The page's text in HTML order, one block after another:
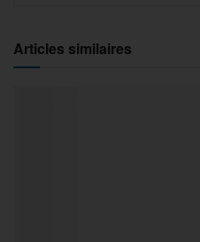
Articles similaires